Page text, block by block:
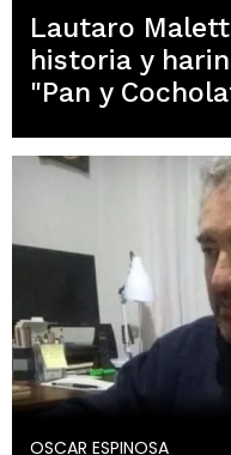
Lautaro
historia y
"Pan y
OSCAR ESPINOSA